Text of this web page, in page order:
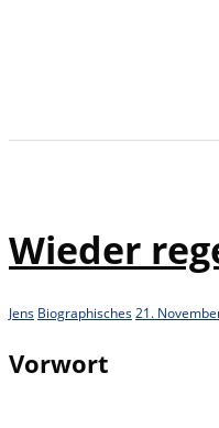
Wieder
Jens Biographisches21.
Vorwort